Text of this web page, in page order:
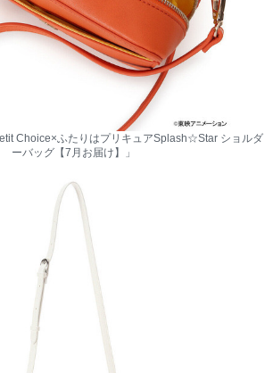
Choice×ふたりはプリキュアSplash☆Star ショルダ
ーバッグ【7月お届け】」